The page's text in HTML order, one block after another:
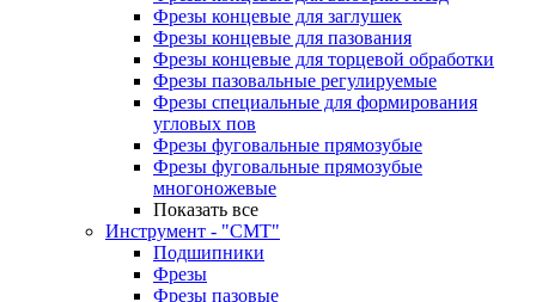
Фрезы концевые для заглушек
Фрезы концевые для пазования
Фрезы концевые для торцевой обработки
Фрезы пазовальные регулируемые
Фрезы специальные для формирования
угловых пов
Фрезы фуговальные прямозубые
Фрезы фуговальные прямозубые
многоножевые
Показать все
Инструмент - "СМТ"
Подшипники
Фрезы
Фрезы пазовые